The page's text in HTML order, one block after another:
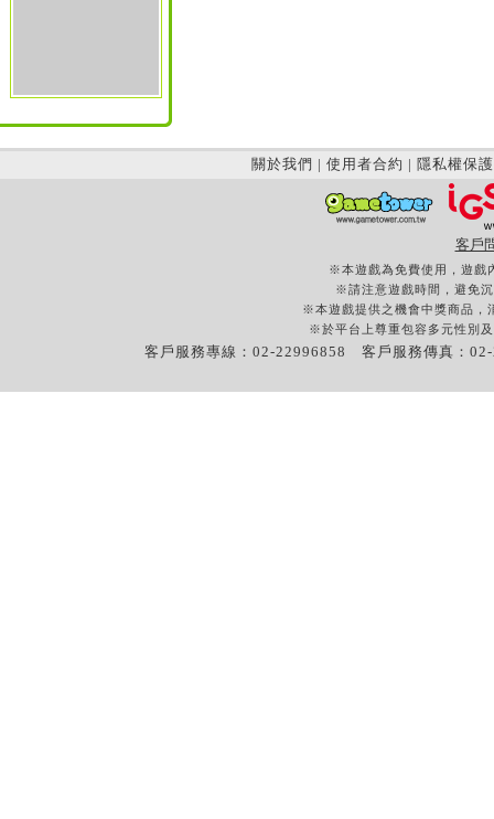
關於我們 | 使用者合約 | 隱私權保護
客戶
※本遊戲為免費使用，遊戲
※請注意遊戲時間，避免
※本遊戲提供之機會中獎商品，
※於平台上尊重包容多元性別
客戶服務專線：02-22996858 客戶服務傳真：